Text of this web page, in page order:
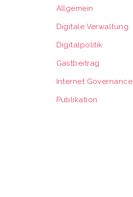
Allgemein
Digitale Verwaltung
Digitalpolitik
Gastbeitrag
Internet Governance
Publikation